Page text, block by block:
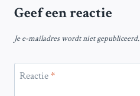
Geef een reactie
Je e-mailadres wordt niet gepubliceerd.
Reactie*